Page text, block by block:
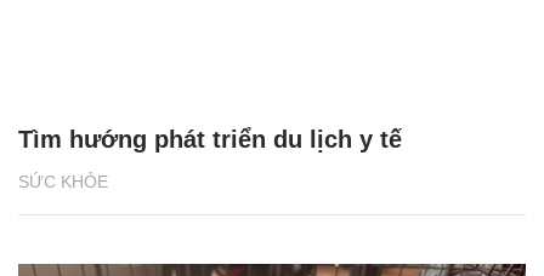
SỨC KHỎE
Tìm hướng phát triển du lịch y tế